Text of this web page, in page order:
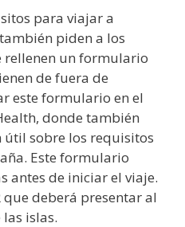
para viajar a
piden a los
rellenen un formulario
de fuera de
este formulario en el
donde también
sobre los requisitos
Este formulario
antes de iniciar el viaje.
deberá presentar al
islas.